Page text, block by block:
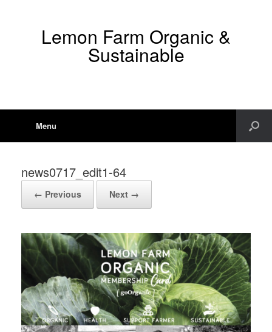
Lemon Farm Organic &
Sustainable
Menu
news0717_edit1-64
← Previous Next →